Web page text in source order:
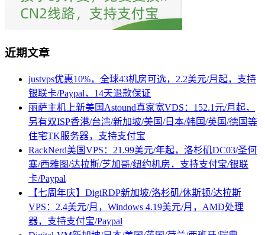
近期文章
justvps优惠10%，全球43机房可选，2.2美元/月起，支持
银联卡/Paypal，14天退款保证
丽萨主机上新美国Astound真家宽VDS：152.1元/月起，
另有双ISP香港/台湾/新加坡/美国/日本/韩国/英国/德国等
住宅TK服务器，支持支付宝
RackNerd美国VPS：21.99美元/年起，洛杉矶DC03/圣何
塞/西雅图/达拉斯/芝加哥/纽约机房，支持支付宝/银联
卡/Paypal
【七周年庆】DigiRDP新加坡/洛杉矶/休斯顿/达拉斯
VPS：2.4美元/月，Windows 4.19美元/月，AMD处理
器，支持支付宝/Paypal